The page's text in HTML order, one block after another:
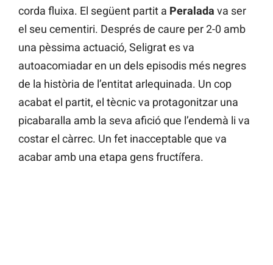
corda fluixa. El següent partit a Peralada va ser
el seu cementiri. Després de caure per 2-0 amb
una pèssima actuació, Seligrat es va
autoacomiadar en un dels episodis més negres
de la història de l’entitat arlequinada. Un cop
acabat el partit, el tècnic va protagonitzar una
picabaralla amb la seva afició que l’endemà li va
costar el càrrec. Un fet inacceptable que va
acabar amb una etapa gens fructífera.